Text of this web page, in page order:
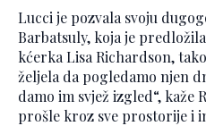
Lucci je pozvala svoju
Barbatsuly, koja je
kćerka Lisa Richardson,
željela da pogledamo njen
damo im svjež izgled“, kaže
prošle kroz sve prostorije i